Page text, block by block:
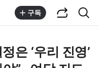
구독
은 ‘우리 진영’